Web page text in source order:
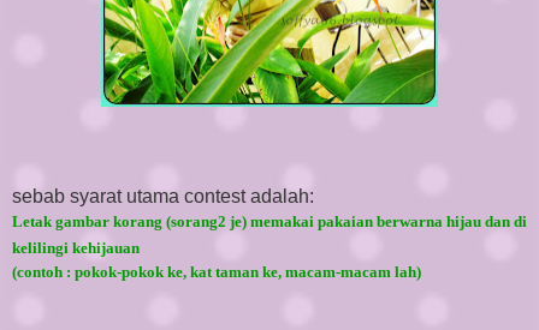
sebab syarat utama contest adalah:
Letak gambar korang (sorang2 je) memakai pakaian berwarna hijau dan di
kelilingi kehijauan
(contoh : pokok-pokok ke, kat taman ke, macam-macam lah)